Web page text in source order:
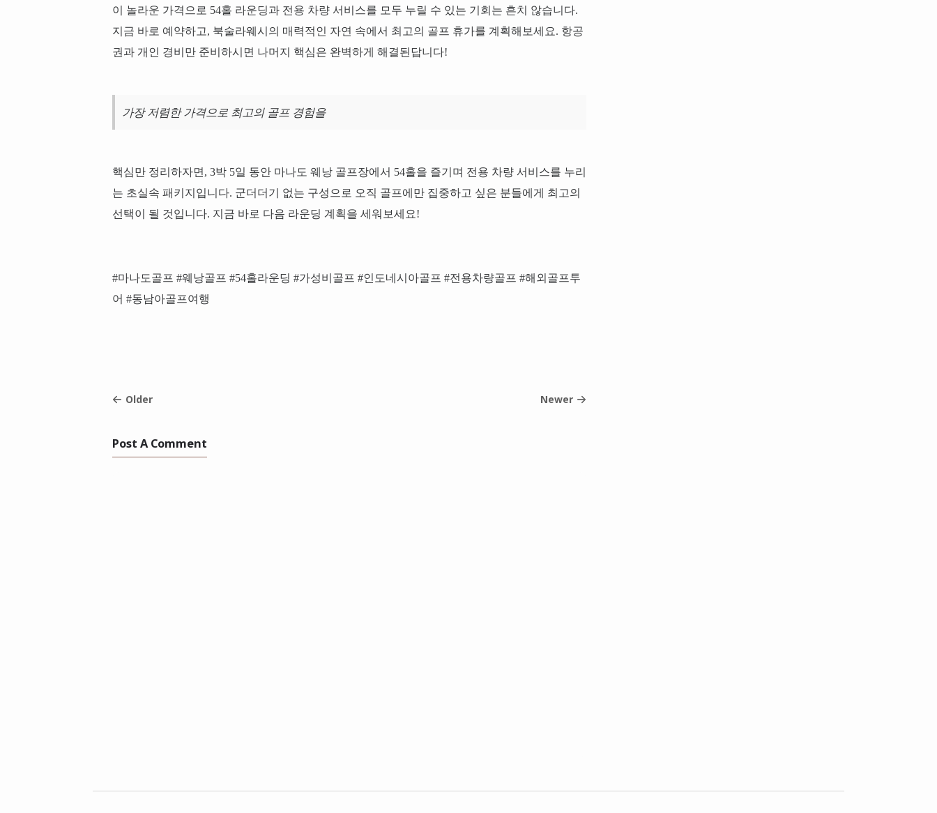
이 놀라운 가격으로 54홀 라운딩과 전용 차량 서비스를 모두 누릴 수 있는 기회는 흔치 않습니다.
지금 바로 예약하고, 북술라웨시의 매력적인 자연 속에서 최고의 골프 휴가를 계획해보세요. 항공
권과 개인 경비만 준비하시면 나머지 핵심은 완벽하게 해결된답니다!
가장 저렴한 가격으로 최고의 골프 경험을
핵심만 정리하자면, 3박 5일 동안 마나도 웨낭 골프장에서 54홀을 즐기며 전용 차량 서비스를 누리
는 초실속 패키지입니다. 군더더기 없는 구성으로 오직 골프에만 집중하고 싶은 분들에게 최고의
선택이 될 것입니다. 지금 바로 다음 라운딩 계획을 세워보세요!
#마나도골프 #웨낭골프 #54홀라운딩 #가성비골프 #인도네시아골프 #전용차량골프 #해외골프투
어 #동남아골프여행
Older Newer
Post A Comment